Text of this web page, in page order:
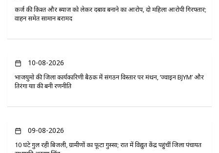
कर्ज की किश्त और ब्याज को लेकर दबाव बनाने का आरोप, दो महिला आरोपी गिरफ्तार;
वाहन समेत सामान बरामद
10-08-2026
भाजयुमो की जिला कार्यकारिणी बैठक में संगठन विस्तार पर मंथन, ‘ज्वाइन BJYM’ और
तिरंगा यात्रा की बनी रणनीति
09-08-2026
10 घंटे गुल रही बिजली, ग्रामीणों का फूटा गुस्सा; रात में विद्युत केंद्र पहुंचीं जिला पंचायत